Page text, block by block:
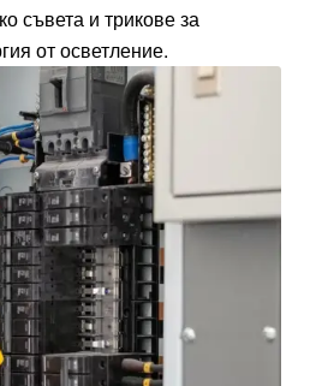
съвета и трикове за
от осветление.